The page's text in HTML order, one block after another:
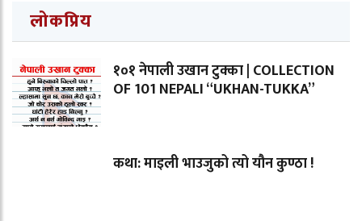
लोकप्रिय
१०१ नेपाली उखान टुक्का | COLLECTION
OF 101 NEPALI “UKHAN-TUKKA”
कथा: माइली भाउजुको त्यो यौन कुण्ठा !